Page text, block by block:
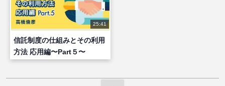
25:41
信託制度の仕組みとその利用
方法 応用編〜Part５〜